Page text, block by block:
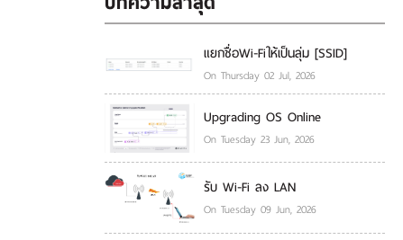
แยกชื่อWi-Fiให้เป็นลุ่ม [SSID]
On Thursday 02 Jul, 2026
Upgrading OS Online
On Tuesday 23 Jun, 2026
รับ Wi-Fi ลง LAN
On Tuesday 09 Jun, 2026